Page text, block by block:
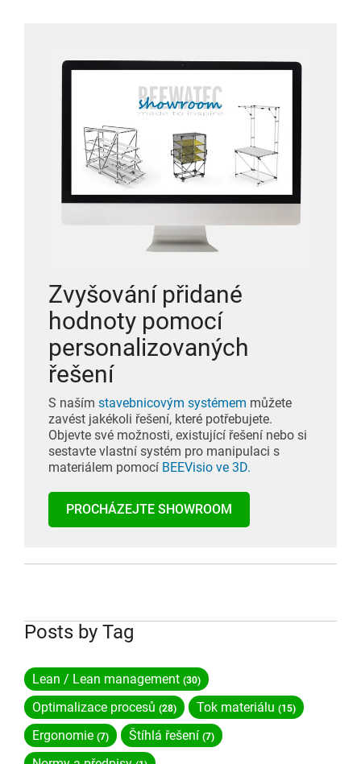
Zvyšování přidané
hodnoty pomocí
personalizovaných
řešení
S naším stavebnicovým systémem můžete
zavést jakékoli řešení, které potřebujete.
Objevte své možnosti, existující řešení nebo si
sestavte vlastní systém pro manipulaci s
materiálem pomocí BEEVisio ve 3D.
PROCHÁZEJTE SHOWROOM
Posts by Tag
Lean / Lean management (30)
Optimalizace procesů (28) Tok materiálu (15)
Ergonomie (7) Štíhlá řešení (7)